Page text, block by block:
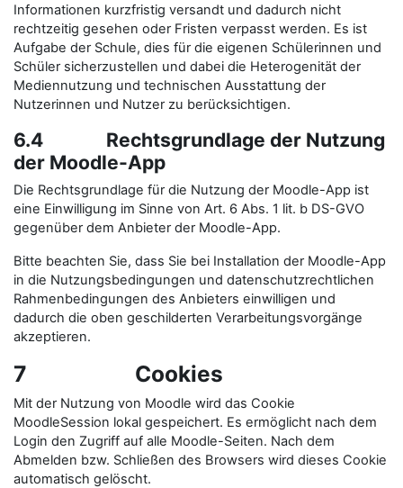
Informationen kurzfristig versandt und dadurch nicht
rechtzeitig gesehen oder Fristen verpasst werden. Es ist
Aufgabe der Schule, dies für die eigenen Schülerinnen und
Schüler sicherzustellen und dabei die Heterogenität der
Mediennutzung und technischen Ausstattung der
Nutzerinnen und Nutzer zu berücksichtigen.
6.4 Rechtsgrundlage der Nutzung
der Moodle-App
Die Rechtsgrundlage für die Nutzung der Moodle-App ist
eine Einwilligung im Sinne von Art. 6 Abs. 1 lit. b DS-GVO
gegenüber dem Anbieter der Moodle-App.
Bitte beachten Sie, dass Sie bei Installation der Moodle-App
in die Nutzungsbedingungen und datenschutzrechtlichen
Rahmenbedingungen des Anbieters einwilligen und
dadurch die oben geschilderten Verarbeitungsvorgänge
akzeptieren.
7 Cookies
Mit der Nutzung von Moodle wird das Cookie
MoodleSession lokal gespeichert. Es ermöglicht nach dem
Login den Zugriff auf alle Moodle-Seiten. Nach dem
Abmelden bzw. Schließen des Browsers wird dieses Cookie
automatisch gelöscht.